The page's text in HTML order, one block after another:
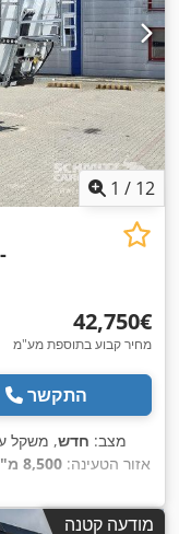
1 / 12
‏42,750 ‏€
מחיר קבוע בתוספת מע"מ
התקשר
מצב: חדש, משקל
אזור הטעינה: 8,500 מ"מ
, שנת ייצור:2026
מודעה קטנה